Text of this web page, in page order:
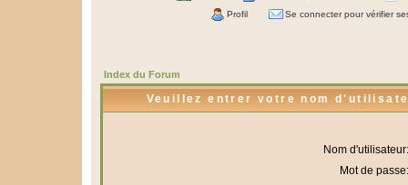
Profil Se connecter pour vérifier
Index du Forum
Veuillez entrer votre nom
Nom d'utilisateur:
Mot de passe: